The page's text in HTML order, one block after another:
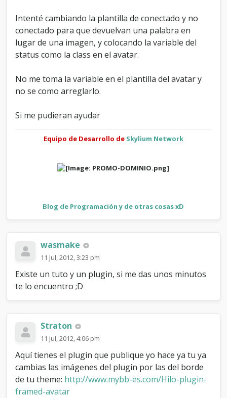
u
s
d
n
.
Intenté cambiando la plantilla de conectado y no
conectado para que devuelvan una palabra en
lugar de una imagen, y colocando la variable del
status como la class en el avatar.
No me toma la variable en el plantilla del avatar y
no se como arreglarlo.
Si me pudieran ayudar
Equipo de Desarrollo de Skylium Network
Blog de Programación y de otras cosas xD
wasmake
11 Jul, 2012, 3:23 pm
Existe un tuto y un plugin, si me das unos minutos
te lo encuentro ;D
Straton
11 Jul, 2012, 4:06 pm
Aquí tienes el plugin que publique yo hace ya tu ya
cambias las imágenes del plugin por las del borde
de tu theme: http://www.mybb-es.com/Hilo-plugin-
framed-avatar